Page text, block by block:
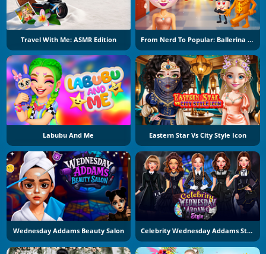
Travel With Me: ASMR Edition From Nerd To Popular: Ballerina Cuppuccina
Labubu And Me Eastern Star Vs City Style Icon
Wednesday Addams Beauty Salon Celebrity Wednesday Addams Style